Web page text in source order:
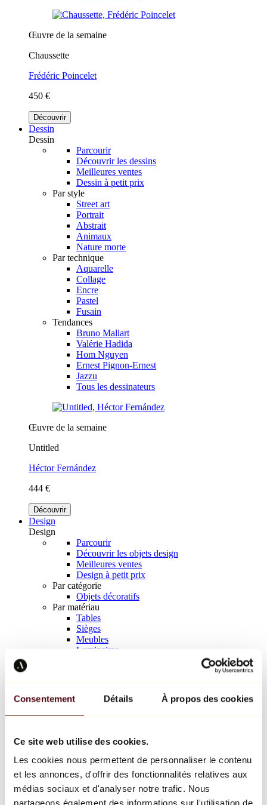
Consentement Détails À propos des cookies
Ce site web utilise des cookies.
Les cookies nous permettent de personnaliser le contenu
et les annonces, d'offrir des fonctionnalités relatives aux
médias sociaux et d'analyser notre trafic. Nous
partageons également des informations sur l'utilisation de
Œuvre de la semaine
Chaussette
Frédéric Poincelet
450 €
Découvrir
Dessin
Dessin
Parcourir
Découvrir les dessins
Meilleures ventes
Dessin à petit prix
Par style
Street art
Portrait
Abstrait
Animaux
Nature morte
Par technique
Aquarelle
Collage
Encre
Pastel
Fusain
Tendances
Bruno Mallart
Valérie Hadida
Hom Nguyen
Ernest Pignon-Ernest
Jazzu
Tous les dessinateurs
Œuvre de la semaine
Untitled
Héctor Fernández
444 €
Découvrir
Design
Design
Parcourir
Découvrir les objets design
Meilleures ventes
Design à petit prix
Par catégorie
Objets décoratifs
Par matériau
Tables
Sièges
Meubles
Luminaires
Richard Orlinski
Keith Haring
Jeff Koons
Jean-Michel Basquiat
Tous les designers
Œuvre de la semaine